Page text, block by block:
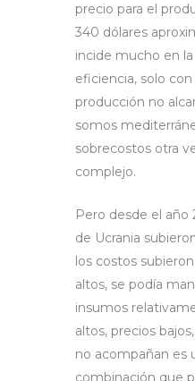
precio para el
340 dólares
incide mucho en
eficiencia, solo
producción no
somos
sobrecostos otra
complejo.
Pero desde el año
de Ucrania
los costos
altos, se podía
insumos
altos, precios
no acompañan es
combinación que